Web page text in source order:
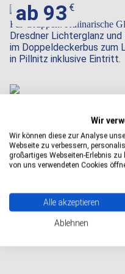
ab 93
Für Gruppen: Kulinarische
Dresdner Lichterglanz
im Doppeldeckerbus zum
in Pillnitz inklusive Eintritt.
Weihnachtsfeiern für Firmen
Tauchen Sie ein in das
Weihnachtsstadt Dresden
Gruppenevent zu einem
Besuchen Sie die
Weihnachtsmärkte in
darauf warten entdeckt zu
Wir
Wir können diese zur Analyse
Webseite zu verbessern,
großartiges Webseiten-Erlebnis
von uns verwendeten Cookies
Alle akzeptieren
Ablehnen